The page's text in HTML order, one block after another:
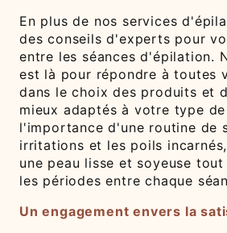
En plus de nos services
des conseils d'experts pour
entre les séances d'épilation.
est là pour répondre à toutes
dans le choix des produits et
mieux adaptés à votre type
l'importance d'une routine de
irritations et les poils
une peau lisse et soyeuse
les périodes entre chaque
Un engagement envers la